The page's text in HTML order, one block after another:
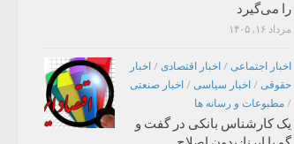
را می‌گیرد
مرداد ۱۶, ۱۴۰۵
اخبار اجتماعی / اخبار اقتصادی / اخبار
حقوقی / اخبار سیاسی / اخبار صنعتی
/ مطبوعات و رسانه ها
یک کارشناس بانکی در گفت و